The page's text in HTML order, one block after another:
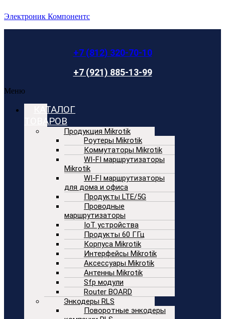
Электроник Компонентс
+7 (812) 320-70-10
+7 (921) 885-13-99
Меню
КАТАЛОГ
ТОВАРОВ
Продукция Mikrotik
Роутеры Mikrotik
Коммутаторы Mikrotik
WI-FI маршрутизаторы
Mikrotik
WI-FI маршрутизаторы
для дома и офиса
Продукты LTE/5G
Проводные
маршрутизаторы
IoT устройства
Продукты 60 ГГц
Корпуса Mikrotik
Интерфейсы Mikrotik
Аксессуары Mikrotik
Антенны Mikrotik
Sfp модули
Router BOARD
Энкодеры RLS
Поворотные энкодеры